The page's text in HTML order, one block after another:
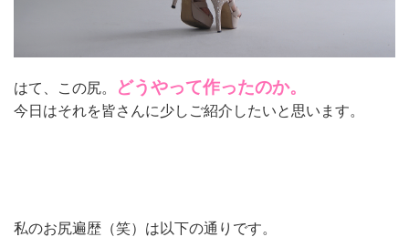
はて、この尻。 どうやって作ったのか。
今日はそれを皆さんに少しご紹介したいと思います。
私のお尻遍歴（笑）は以下の通りです。